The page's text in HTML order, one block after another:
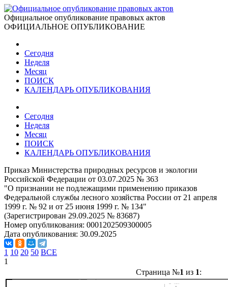
Официальное опубликование правовых актов
ОФИЦИАЛЬНОЕ ОПУБЛИКОВАНИЕ
Сегодня
Неделя
Месяц
ПОИСК
КАЛЕНДАРЬ ОПУБЛИКОВАНИЯ
Сегодня
Неделя
Месяц
ПОИСК
КАЛЕНДАРЬ ОПУБЛИКОВАНИЯ
Приказ Министерства природных ресурсов и экологии
Российской Федерации от 03.07.2025 № 363
"О признании не подлежащими применению приказов
Федеральной службы лесного хозяйства России от 21 апреля
1999 г. № 92 и от 25 июня 1999 г. № 134"
(Зарегистрирован 29.09.2025 № 83687)
Номер опубликования: 0001202509300005
Дата опубликования: 30.09.2025
1 10 20 50 ВСЕ
1
Страница №1 из 1: